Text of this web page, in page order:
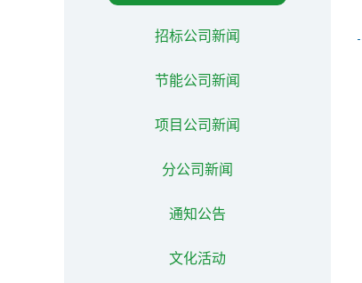
招标公司新闻
节能公司新闻
项目公司新闻
分公司新闻
通知公告
文化活动